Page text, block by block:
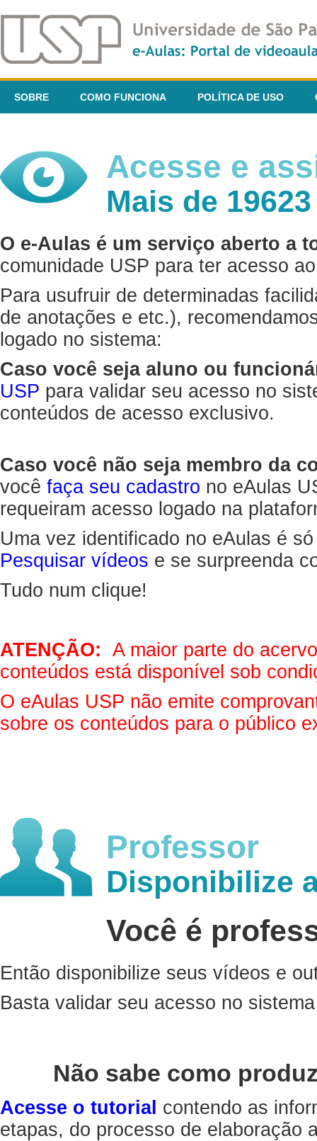
SOBRE COMO FUNCIONA POLÍTICA DE USO
Acesse e
Mais de
O e-Aulas é um serviço aberto a
comunidade USP para ter acesso
Para usufruir de determinadas
de anotações e etc.),
logado no sistema:
Caso você seja aluno ou
USP para validar seu acesso no
conteúdos de acesso exclusivo.
Caso você não seja membro da
você faça seu cadastro no eAulas
requeiram acesso logado na
Uma vez identificado no eAulas é
Pesquisar vídeos e se surpreenda
Tudo num clique!
ATENÇÃO: A maior parte do
conteúdos está disponível sob
O eAulas USP não emite
sobre os conteúdos para o público
Professor
Disponibilize
Você é
Então disponibilize seus vídeos e
Basta validar seu acesso no
Não sabe como
Acesse o tutorial contendo as
etapas, do processo de elaboração